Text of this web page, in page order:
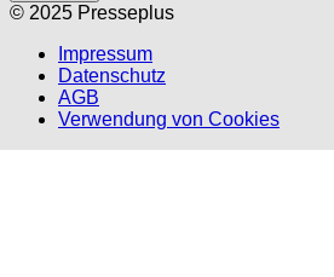
© 2025 Presseplus
Impressum
Datenschutz
AGB
Verwendung von Cookies